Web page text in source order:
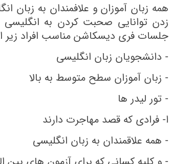
همه زبان آموزان و علافمندان به
زدن توانایی صحبت کردن به
جلسات فری دیسکاشن مناسب افراد
- دانشجویان زبان انگلیسی
- زبان آموزان سطح متوسط به بالا
- تور لیدر ها
ا- فرادی که قصد مهاجرت دارند
- همه علاقمندان به زبان انگلیسی